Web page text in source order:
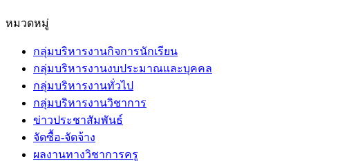
หมวดหมู่
กลุ่มบริหารงานกิจการนักเรียน
กลุ่มบริหารงานงบประมาณและบุคคล
กลุ่มบริหารงานทั่วไป
กลุ่มบริหารงานวิชาการ
ข่าวประชาสัมพันธ์
จัดซื้อ-จัดจ้าง
ผลงานทางวิชาการครู